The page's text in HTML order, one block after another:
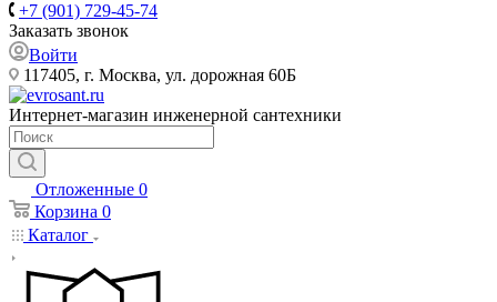
+7 (901) 729-45-74
Заказать звонок
Войти
117405, г. Москва, ул. дорожная 60Б
Интернет-магазин инженерной сантехники
Отложенные 0
Корзина 0
Каталог